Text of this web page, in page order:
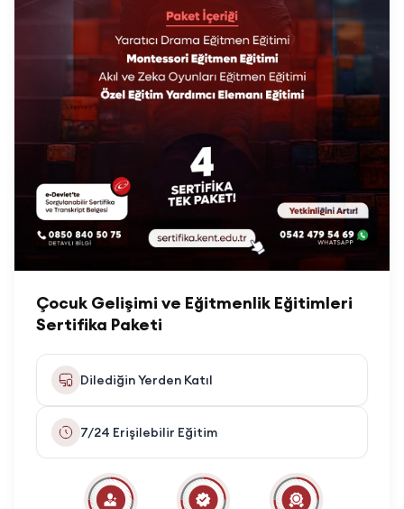
Çocuk Gelişimi ve Eğitmenlik Eğitimleri
Sertifika Paketi
Dilediğin Yerden Katıl
7/24 Erişilebilir Eğitim